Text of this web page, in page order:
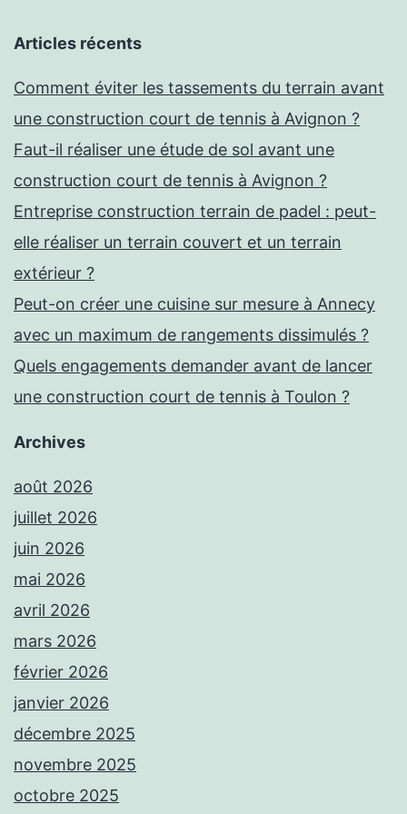
Articles récents
Comment éviter les tassements du terrain avant
une construction court de tennis à Avignon ?
Faut-il réaliser une étude de sol avant une
construction court de tennis à Avignon ?
Entreprise construction terrain de padel : peut-
elle réaliser un terrain couvert et un terrain
extérieur ?
Peut-on créer une cuisine sur mesure à Annecy
avec un maximum de rangements dissimulés ?
Quels engagements demander avant de lancer
une construction court de tennis à Toulon ?
Archives
août 2026
juillet 2026
juin 2026
mai 2026
avril 2026
mars 2026
février 2026
janvier 2026
décembre 2025
novembre 2025
octobre 2025